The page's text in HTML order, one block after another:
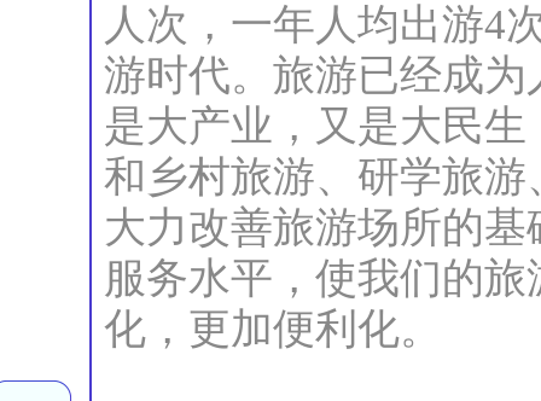
人次，一年人均出游4
游时代。旅游已经成
是大产业，又是大民
和乡村旅游、研学旅
大力改善旅游场所的
服务水平，使我们的
化，更加便利化。